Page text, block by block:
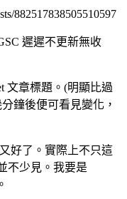
882517838505510597
遲遲不更新無收
文章標題。(明顯比過
鐘後便可看見變化，
好了。實際上不只這
不少見。我要是